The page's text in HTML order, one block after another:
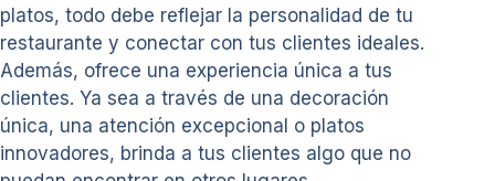
platos, todo debe reflejar la personalidad de tu
restaurante y conectar con tus clientes ideales.
Además, ofrece una experiencia única a tus
clientes. Ya sea a través de una decoración
única, una atención excepcional o platos
innovadores, brinda a tus clientes algo que no